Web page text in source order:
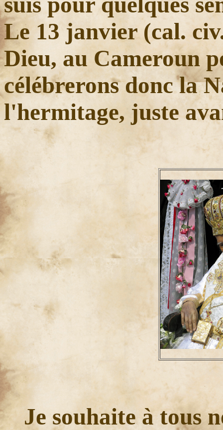
Le 13 janvier (cal.
Dieu, au Cameroun
célébrerons donc la
l'hermitage, juste
Je souhaite à tous